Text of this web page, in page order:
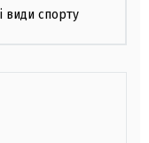
види спорту